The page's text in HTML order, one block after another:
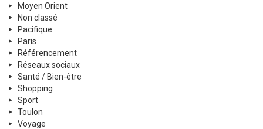
Moyen Orient
Non classé
Pacifique
Paris
Référencement
Réseaux sociaux
Santé / Bien-être
Shopping
Sport
Toulon
Voyage